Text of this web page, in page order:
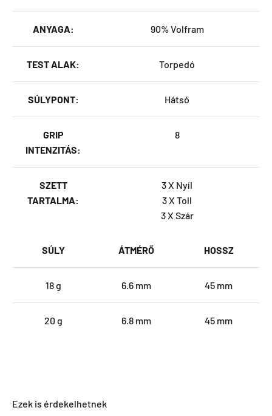
ANYAGA: 90% Volfram
TEST ALAK: Torpedó
SÚLYPONT: Hátsó
GRIP
INTENZITÁS:
8
SZETT
TARTALMA:
3 X Nyíl
3 X Toll
3 X Szár
SÚLY ÁTMÉRŐ HOSSZ
18 g 6.6 mm 45 mm
20 g 6.8 mm 45 mm